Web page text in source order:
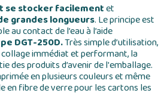
se stocker facilementet
grandes longueurs. Le principe est
au contact de l’eau à l’aide
DGT-250D.Très simple d’utilisation,
immédiat et performant, la
des produits d’avenir de l'emballage.
en plusieurs couleurs et même
en fibre de verre pour les cartons les